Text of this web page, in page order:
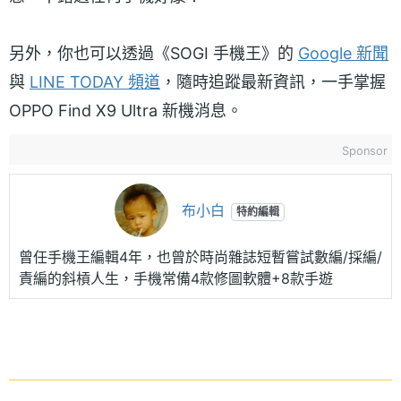
另外，你也可以透過《SOGI 手機王》的 Google 新聞
與 LINE TODAY 頻道 ，隨時追蹤最新資訊，一手掌握
OPPO Find X9 Ultra 新機消息。
Sponsor
布小白 特約編輯
曾任手機王編輯4年，也曾於時尚雜誌短暫嘗試數編/採編/
責編的斜槓人生，手機常備4款修圖軟體+8款手遊